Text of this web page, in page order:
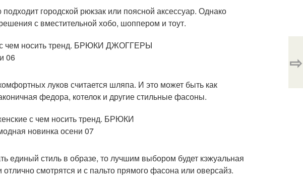
городской рюкзак или поясной аксессуар. Однако
с вместительной хобо, шоппером и тоут.
луков считается шляпа. И это может быть как
федора, котелок и другие стильные фасоны.
единый стиль в образе, то лучшим выбором будет кэжуальная
смотрятся и с пальто прямого фасона или оверсайз.
⇨